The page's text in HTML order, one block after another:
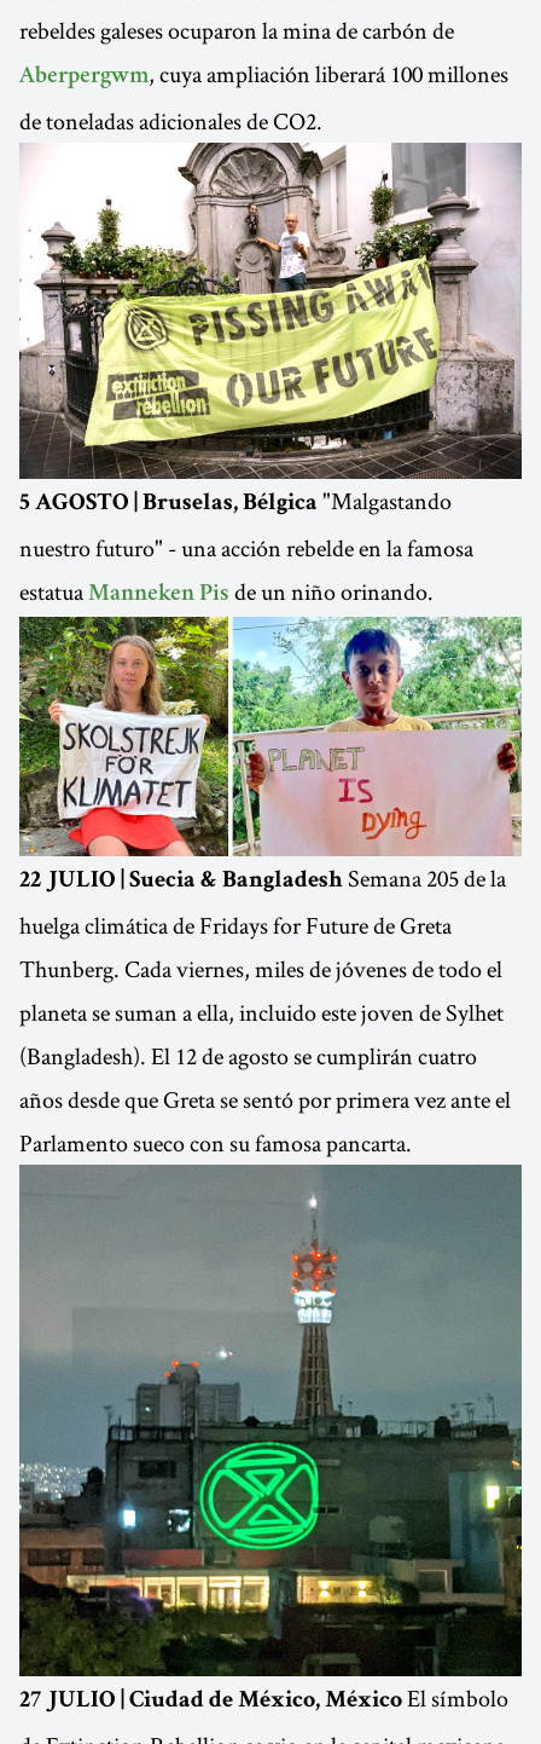
rebeldes galeses ocuparon la mina de carbón de
Aberpergwm, cuya ampliación liberará 100 millones
de toneladas adicionales de CO2.
5 AGOSTO | Bruselas, Bélgica "Malgastando
nuestro futuro" - una acción rebelde en la famosa
estatua Manneken Pis de un niño orinando.
22 JULIO | Suecia & Bangladesh Semana 205 de la
huelga climática de Fridays for Future de Greta
Thunberg. Cada viernes, miles de jóvenes de todo el
planeta se suman a ella, incluido este joven de Sylhet
(Bangladesh). El 12 de agosto se cumplirán cuatro
años desde que Greta se sentó por primera vez ante el
Parlamento sueco con su famosa pancarta.
27 JULIO | Ciudad de México, México El símbolo